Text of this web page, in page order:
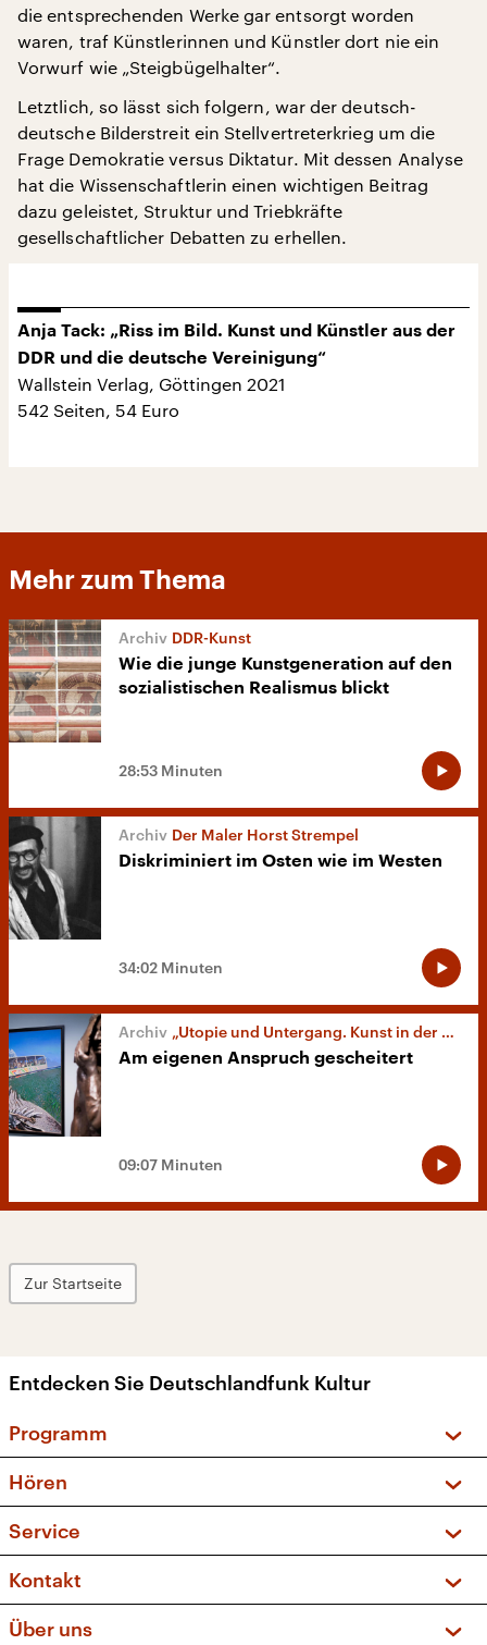
die entsprechenden Werke gar entsorgt worden
waren, traf Künstlerinnen und Künstler dort nie ein
Vorwurf wie „Steigbügelhalter“.
Letztlich, so lässt sich folgern, war der deutsch-
deutsche Bilderstreit ein Stellvertreterkrieg um die
Frage Demokratie versus Diktatur. Mit dessen Analyse
hat die Wissenschaftlerin einen wichtigen Beitrag
dazu geleistet, Struktur und Triebkräfte
gesellschaftlicher Debatten zu erhellen.
Anja Tack: „Riss im Bild. Kunst und Künstler aus der
DDR und die deutsche Vereinigung“
Wallstein Verlag, Göttingen 2021
542 Seiten, 54 Euro
Mehr zum Thema
DDR-Kunst
Wie die junge Kunstgeneration auf den
sozialistischen Realismus blickt
28:53 Minuten
Der Maler Horst Strempel
Diskriminiert im Osten wie im Westen
34:02 Minuten
„Utopie und Untergang. Kunst in der DDR“ in Düsseldorf
Am eigenen Anspruch gescheitert
09:07 Minuten
Zur Startseite
Entdecken Sie Deutschlandfunk Kultur
Programm
Sendungen und Podcasts
Musikliste
Kakadu – Das Kinderprogramm
Hören
Frequenzen (UKW + DAB+)
Service
FAQ
Apps
Kontakt
Über uns